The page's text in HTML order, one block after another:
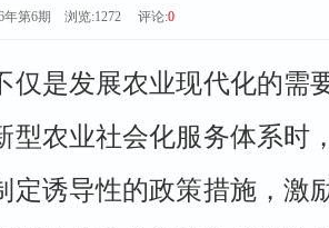
年第6期 浏览:1272评论:0
仅是发展农业现代化的需
型农业社会化服务体系时
定诱导性的政策措施，激